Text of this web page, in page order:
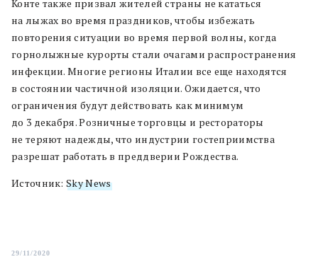
Конте также призвал жителей страны не кататься
на лыжах во время праздников, чтобы избежать
повторения ситуации во время первой волны, когда
горнолыжные курорты стали очагами распространения
инфекции. Многие регионы Италии все еще находятся
в состоянии частичной изоляции. Ожидается, что
ограничения будут действовать как минимум
до 3 декабря. Розничные торговцы и рестораторы
не теряют надежды, что индустрии гостеприимства
разрешат работать в преддверии Рождества.
Источник: Sky News
29/11/2020